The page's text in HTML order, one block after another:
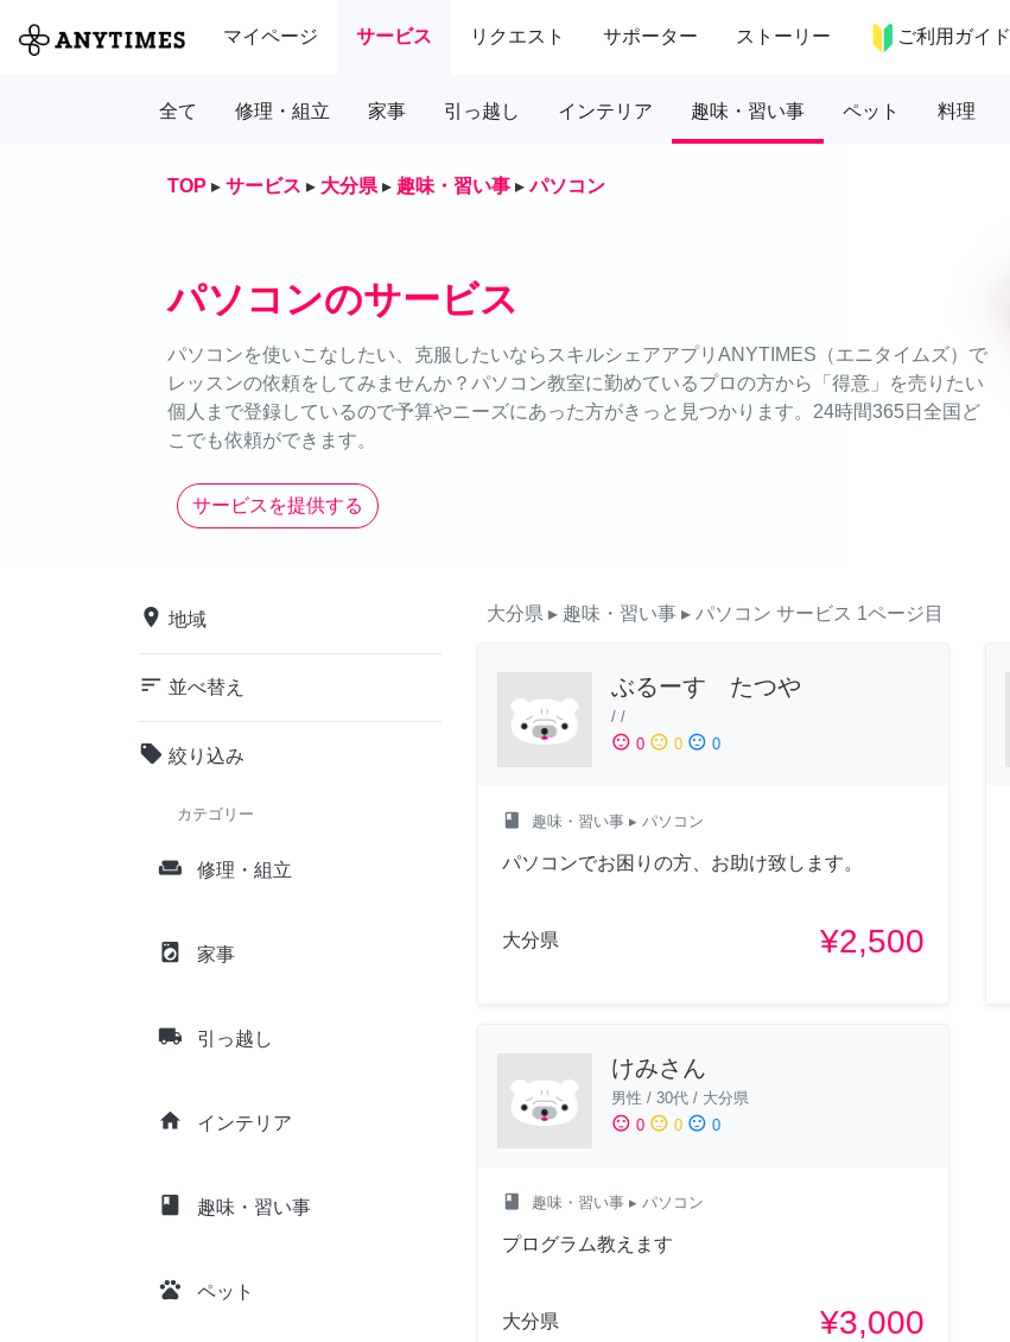
マイページ サービス リクエスト サポーター ストーリー ご利用ガイド
全て 修理・組立 家事 引っ越し インテリア 趣味・習い事 ペット 料理
TOP ▸ サービス ▸ 大分県 ▸ 趣味・習い事 ▸ パソコン
パソコンのサービス
パソコンを使いこなしたい、克服したいならスキルシェアアプリANYTIMES（エニタイムズ）で
レッスンの依頼をしてみませんか？パソコン教室に勤めているプロの方から「得意」を売りたい
個人まで登録しているので予算やニーズにあった方がきっと見つかります。24時間365日全国ど
こでも依頼ができます。
サービスを提供する
place 地域
sort 並べ替え
local_offer 絞り込み
カテゴリー
weekend 修理・組立
local_laundry_service 家事
local_shipping 引っ越し
home インテリア
class 趣味・習い事
pets ペット
大分県 ▸ 趣味・習い事 ▸ パソコン サービス 1ページ目
ぶるーす たつや
/ /
sentiment_satisfied 0 sentiment_neutral 0 sentiment_dissatisfied 0
class 趣味・習い事 ▸ パソコン
パソコンでお困りの方、お助け致します。
大分県 ¥2,500
けみさん
男性 / 30代 / 大分県
sentiment_satisfied 0 sentiment_neutral 0 sentiment_dissatisfied 0
class 趣味・習い事 ▸ パソコン
プログラム教えます
大分県 ¥3,000